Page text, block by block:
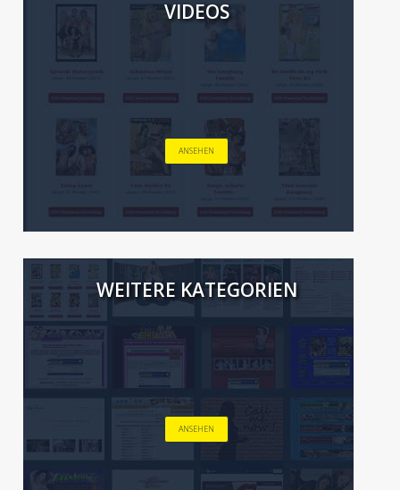
VIDEOS
ANSEHEN
WEITERE KATEGORIEN
ANSEHEN